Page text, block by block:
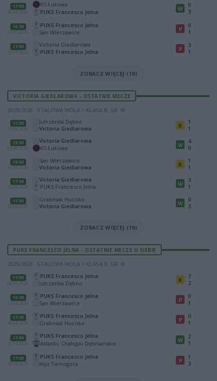
17:00
30.05.2026
KS Łukowa
PUKS Francesco Jelna
W
0
3
16:30
23.05.2026
PUKS Francesco Jelna
San Wierzawice
P
0
1
17:00
16.05.2026
Victoria Giedlarowa
PUKS Francesco Jelna
P
3
1
ZOBACZ WIĘCEJ (19)
VICTORIA GIEDLAROWA - OSTATNIE MECZE
2025/2026 · STALOWA WOLA > KLASA B, GR. III
11:00
14.06.2026
Jutrzenka Dębno
Victoria Giedlarowa
R
1
1
15:00
04.06.2026
Victoria Giedlarowa
KS Łukowa
W
4
0
15:00
31.05.2026
San Wierzawice
Victoria Giedlarowa
R
1
1
17:00
16.05.2026
Victoria Giedlarowa
PUKS Francesco Jelna
W
3
1
11:00
10.05.2026
Grabniak Hucisko
Victoria Giedlarowa
W
0
3
ZOBACZ WIĘCEJ (19)
PUKS FRANCESCO JELNA - OSTATNIE MECZE U SIEBIE
2025/2026 · STALOWA WOLA > KLASA B, GR. III
17:00
06.06.2026
PUKS Francesco Jelna
Jutrzenka Dębno
R
2
2
16:30
23.05.2026
PUKS Francesco Jelna
San Wierzawice
P
0
1
17:30
30.04.2026
PUKS Francesco Jelna
Grabniak Hucisko
P
0
1
17:00
26.04.2026
PUKS Francesco Jelna
Atlantic Chałupki Dębniańskie
W
2
1
17:00
18.04.2026
PUKS Francesco Jelna
Kłyż Tarnogóra
P
1
3